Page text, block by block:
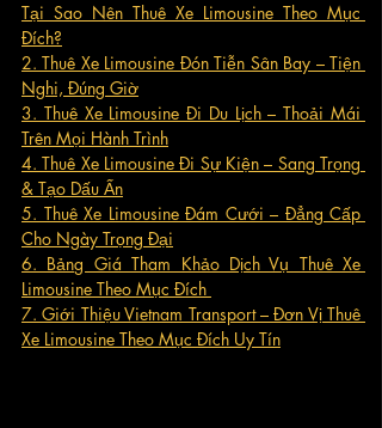
Tại Sao Nên Thuê Xe Limousine Theo Mục
Đích?
2. Thuê Xe Limousine Đón Tiễn Sân Bay – Tiện
Nghi, Đúng Giờ
3. Thuê Xe Limousine Đi Du Lịch – Thoải Mái
Trên Mọi Hành Trình
4. Thuê Xe Limousine Đi Sự Kiện – Sang Trọng
& Tạo Dấu Ấn
5. Thuê Xe Limousine Đám Cưới – Đẳng Cấp
Cho Ngày Trọng Đại
6. Bảng Giá Tham Khảo Dịch Vụ Thuê Xe
Limousine Theo Mục Đích
7. Giới Thiệu Vietnam Transport – Đơn Vị Thuê
Xe Limousine Theo Mục Đích Uy Tín